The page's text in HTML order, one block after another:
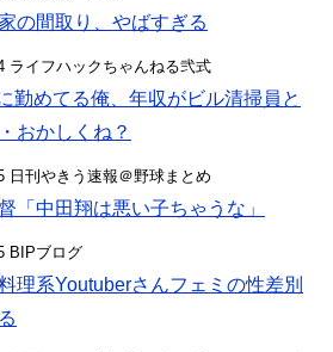
の間取り、やばすぎる
ライフハックちゃんねる弐式
勤めてる俺、年収がビル清掃員と
おかしくね？
日刊やきう速報＠野球まとめ
「中田翔は悪い子ちゃうな」
BIPブログ
理系Youtuberさんフェミの性差別